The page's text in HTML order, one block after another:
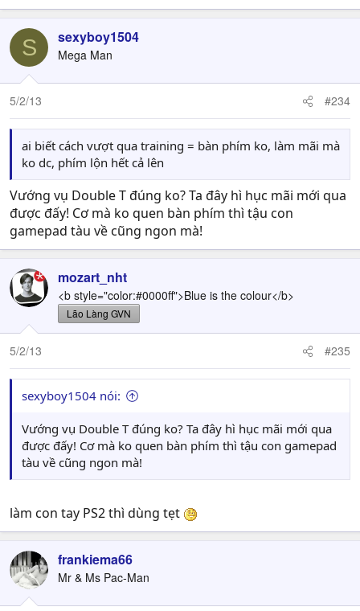
S sexyboy1504
Mega Man
5/2/13 #234
ai biết cách vượt qua training = bàn phím ko, làm mãi mà
ko dc, phím lộn hết cả lên
Vướng vụ Double T đúng ko? Ta đây hì hục mãi mới qua
được đấy! Cơ mà ko quen bàn phím thì tậu con
gamepad tàu về cũng ngon mà!
mozart_nht
<b style="color:#0000ff">Blue is the colour</b>
Lão Làng GVN
5/2/13 #235
sexyboy1504 nói:
Vướng vụ Double T đúng ko? Ta đây hì hục mãi mới qua
được đấy! Cơ mà ko quen bàn phím thì tậu con gamepad
tàu về cũng ngon mà!
làm con tay PS2 thì dùng tẹt
frankiema66
Mr & Ms Pac-Man